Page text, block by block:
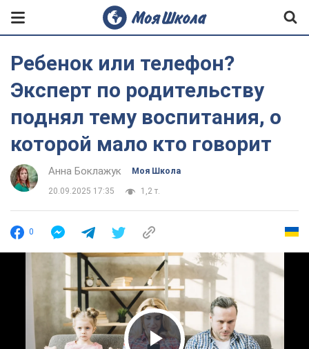
Ребенок или телефон?
Эксперт по родительству
поднял тему воспитания, о
которой мало кто говорит
Анна Боклажук Моя Школа
20.09.2025 17:35 1,2 т.
0